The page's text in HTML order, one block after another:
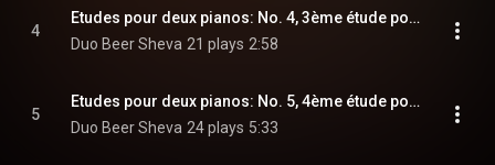
4
Etudes pour deux pianos: No. 4, 3ème étude pour l'expression
Duo Beer Sheva 21 plays 2:58
5
Etudes pour deux pianos: No. 5, 4ème étude pour le jeu fugué ou "Chacun et chaque chose à sa place"
Duo Beer Sheva 24 plays 5:33